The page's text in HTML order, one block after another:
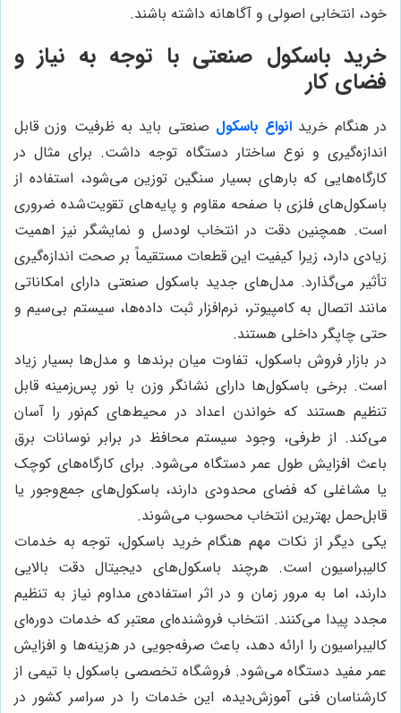
خود، انتخابی اصولی و آگاهانه داشته باشند.
خرید باسکول صنعتی با توجه به نیاز و
فضای کار
در هنگام خرید انواع باسکول صنعتی باید به ظرفیت وزن قابل
اندازه‌گیری و نوع ساختار دستگاه توجه داشت. برای مثال در
کارگاه‌هایی که بارهای بسیار سنگین توزین می‌شود، استفاده از
باسکول‌های فلزی با صفحه مقاوم و پایه‌های تقویت‌شده ضروری
است. همچنین دقت در انتخاب لودسل و نمایشگر نیز اهمیت
زیادی دارد، زیرا کیفیت این قطعات مستقیماً بر صحت اندازه‌گیری
تأثیر می‌گذارد. مدل‌های جدید باسکول صنعتی دارای امکاناتی
مانند اتصال به کامپیوتر، نرم‌افزار ثبت داده‌ها، سیستم بی‌سیم و
حتی چاپگر داخلی هستند.
در بازار فروش باسکول، تفاوت میان برندها و مدل‌ها بسیار زیاد
است. برخی باسکول‌ها دارای نشانگر وزن با نور پس‌زمینه قابل
تنظیم هستند که خواندن اعداد در محیط‌های کم‌نور را آسان
می‌کند. از طرفی، وجود سیستم محافظ در برابر نوسانات برق
باعث افزایش طول عمر دستگاه می‌شود. برای کارگاه‌های کوچک
یا مشاغلی که فضای محدودی دارند، باسکول‌های جمع‌وجور یا
قابل‌حمل بهترین انتخاب محسوب می‌شوند.
یکی دیگر از نکات مهم هنگام خرید باسکول، توجه به خدمات
کالیبراسیون است. هرچند باسکول‌های دیجیتال دقت بالایی
دارند، اما به مرور زمان و در اثر استفاده‌ی مداوم نیاز به تنظیم
مجدد پیدا می‌کنند. انتخاب فروشنده‌ای معتبر که خدمات دوره‌ای
کالیبراسیون را ارائه دهد، باعث صرفه‌جویی در هزینه‌ها و افزایش
عمر مفید دستگاه می‌شود. فروشگاه تخصصی باسکول با تیمی از
کارشناسان فنی آموزش‌دیده، این خدمات را در سراسر کشور در